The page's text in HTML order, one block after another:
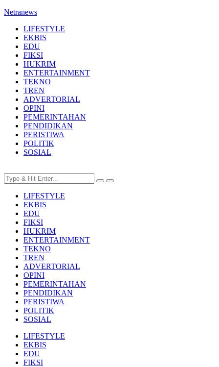
Netranews
LIFESTYLE
EKBIS
EDU
FIKSI
HUKRIM
ENTERTAINMENT
TEKNO
TREN
ADVERTORIAL
OPINI
PEMERINTAHAN
PENDIDIKAN
PERISTIWA
POLITIK
SOSIAL
LIFESTYLE
EKBIS
EDU
FIKSI
HUKRIM
ENTERTAINMENT
TEKNO
TREN
ADVERTORIAL
OPINI
PEMERINTAHAN
PENDIDIKAN
PERISTIWA
POLITIK
SOSIAL
LIFESTYLE
EKBIS
EDU
FIKSI